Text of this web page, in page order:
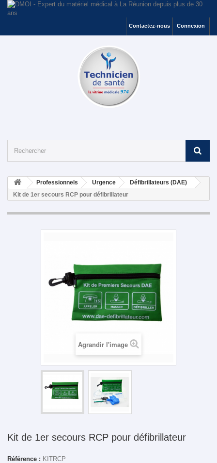
Connexion
Contactez-nous
Professionnels Urgence
Défibrillateurs (DAE)
Kit de 1er secours RCP pour défibrillateur
Agrandir l'image
Kit de 1er secours RCP pour défibrillateur
Référence : KITRCP